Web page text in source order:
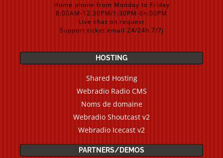
Home phone from Monday to Friday
8:00AM-12:30PM/1:30PM-6h:00PM
Live chat on request
Support ticket email 24/24h 7/7j
HOSTING
Shared Hosting
Webradio Radio CMS
Noms de domaine
Webradio Shoutcast v2
Webradio Icecast v2
PARTNERS/DEMOS